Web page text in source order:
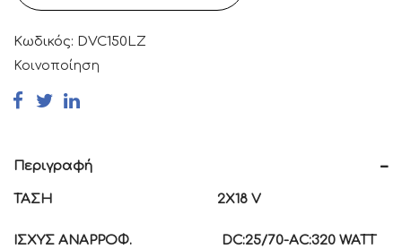
Κωδικός: DVC150LZ
Κοινοποίηση
Περιγραφή
ΤΑΣΗ 2Χ18 V
ΙΣΧΥΣ ΑΝΑΡΡΟΦ. DC:25/70-AC:320 WATT